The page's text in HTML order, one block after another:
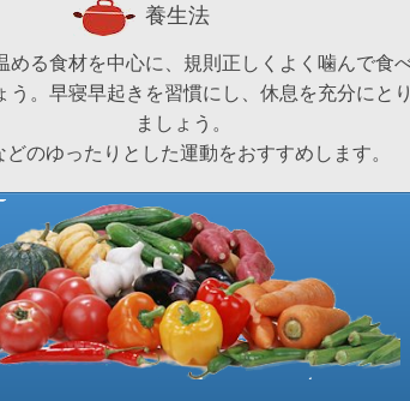
養生法
う。早寝早起きを習慣にし、休息を充分にとり
ましょう。
どのゆったりとした運動をおすすめします。